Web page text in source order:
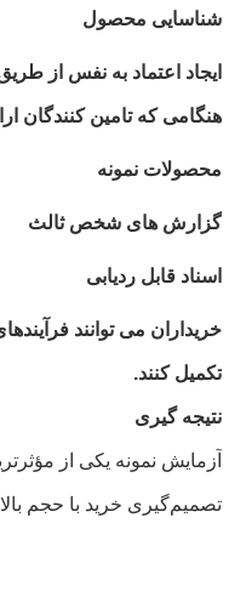
شناسایی محصول
ایجاد اعتماد به نفس از
هنگامی که تامین کنندگان
محصولات نمونه
گزارش های شخص ثالث
اسناد قابل ردیابی
خریداران می توانند
تکمیل کنند.
نتیجه گیری
آزمایش نمونه یکی از
تصمیم‌گیری خرید با حجم